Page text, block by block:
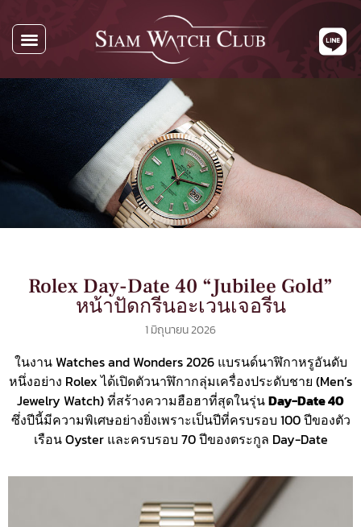
Rolex Day-Date 40 “Jubilee Gold”
หน้าปัดกรีนอะเวนเจอรีน
1 มิถุนายน 2026
ในงาน Watches and Wonders 2026 แบรนด์นาฬิกาหรูอันดับ
หนึ่งอย่าง Rolex ได้เปิดตัวนาฬิกากลุ่มเครื่องประดับชาย (Men’s
Jewelry Watch) ที่สร้างความฮือฮาที่สุดในรุ่นDay-Date 40
ซึ่งปีนี้มีความพิเศษอย่างยิ่งเพราะเป็นปีที่ครบรอบ 100 ปีของตัว
เรือน Oyster และครบรอบ 70 ปีของตระกูล Day-Date